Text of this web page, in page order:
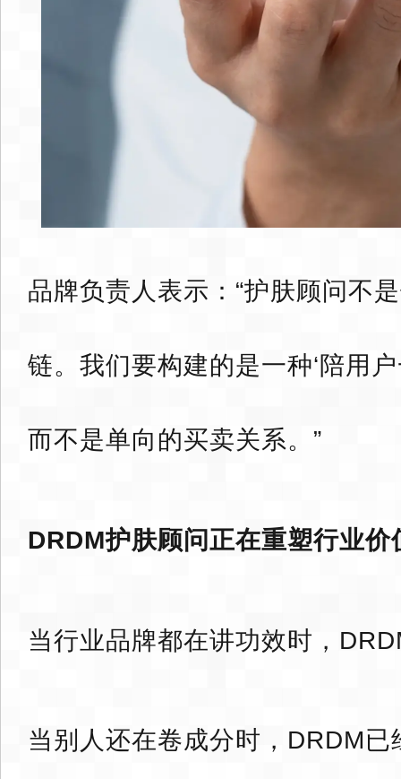
品牌负责人表示：“护肤顾问不
链。我们要构建的是一种‘陪用
而不是单向的买卖关系。”
DRDM护肤顾问正在重塑行业价
当行业品牌都在讲功效时，
当别人还在卷成分时，DRDM已